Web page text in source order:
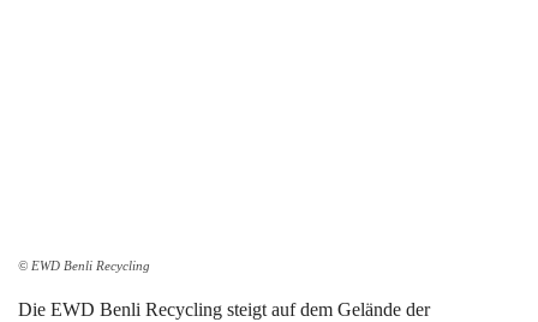
© EWD Benli Recycling
Die EWD Benli Recycling steigt auf dem Gelände der